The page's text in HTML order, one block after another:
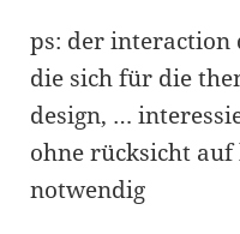
ps: der interaction
die sich für die
design, …
ohne rücksicht
notwendig